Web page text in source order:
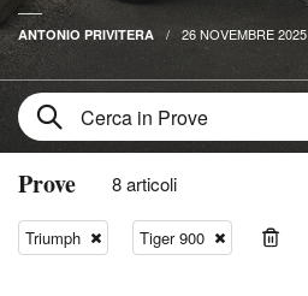
ANTONIO PRIVITERA 26 NOVEMBRE 2025
Prove 8 articoli
Triumph Tiger 900